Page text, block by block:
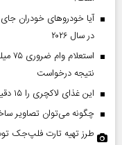
آیا خودروهای خودران
در سال ۲۰۲۶
نتیجه درخواست
این غذای لاکچری را ۱۵ دقیقه‌ای آماده کنید
چگونه می‌توان تصاویر
طرز تهیه تارت فلپ‌جک